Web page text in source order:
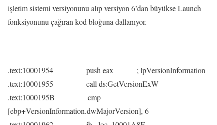
işletim sistemi versiyonunu alıp versiyon 6’dan büyükse Launch
fonksiyonunu çağıran kod bloğuna dallanıyor.
.text:10001954 push eax ; lpVersionInformation
.text:10001955 call ds:GetVersionExW
.text:1000195B cmp
[ebp+VersionInformation.dwMajorVersion], 6